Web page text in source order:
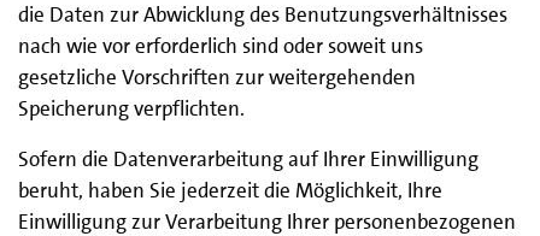
die Daten zur Abwicklung des Benutzungsverhältnisses
nach wie vor erforderlich sind oder soweit uns
gesetzliche Vorschriften zur weitergehenden
Speicherung verpflichten.
Sofern die Datenverarbeitung auf Ihrer Einwilligung
beruht, haben Sie jederzeit die Möglichkeit, Ihre
Einwilligung zur Verarbeitung Ihrer personenbezogenen